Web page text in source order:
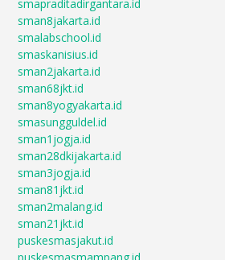
smapraditadirgantara.id
sman8jakarta.id
smalabschool.id
smaskanisius.id
sman2jakarta.id
sman68jkt.id
sman8yogyakarta.id
smasungguldel.id
sman1jogja.id
sman28dkijakarta.id
sman3jogja.id
sman81jkt.id
sman2malang.id
sman21jkt.id
puskesmasjakut.id